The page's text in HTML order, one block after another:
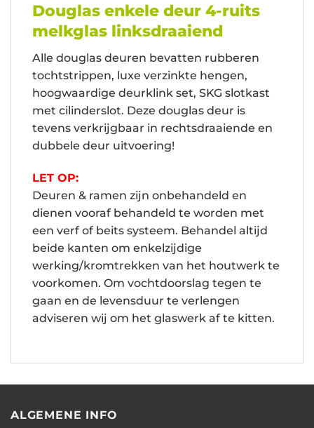
Douglas enkele deur 4-ruits
melkglas linksdraaiend
Alle douglas deuren bevatten rubberen
tochtstrippen, luxe verzinkte hengen,
hoogwaardige deurklink set, SKG slotkast
met cilinderslot. Deze douglas deur is
tevens verkrijgbaar in rechtsdraaiende en
dubbele deur uitvoering!
LET OP:
Deuren & ramen zijn onbehandeld en
dienen vooraf behandeld te worden met
een verf of beits systeem. Behandel altijd
beide kanten om enkelzijdige
werking/kromtrekken van het houtwerk te
voorkomen. Om vochtdoorslag tegen te
gaan en de levensduur te verlengen
adviseren wij om het glaswerk af te kitten.
ALGEMENE INFO